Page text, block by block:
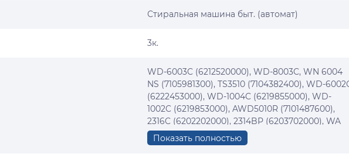
Стиральная машина быт. (автомат)
3к.
WD-6003C (6212520000), WD-8003C, WN 6004
NS (7105981300), TS3510 (7104382400), WD-
(6222453000), WD-1004C (6219855000), WD-
1002C (6219853000), AWD5010R (7101487600),
2316C (6202202000), 2314BP (6203702000), WA
6108 G (6208413000), B 4088 (6208418000), LL
850 A (6208419000), WA608 (6208420000), WA
Показать полностью